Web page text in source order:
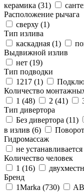
керамика (31)
Расположение рычага
сверху (1)
Тип излива
каскадная (1)
Выдвижной излив
нет (19)
Тип подводки
1217 (1)
Количество
1 (48) 2 (41)
Тип дивертора
Без дивертора (11)
в излив (6)
Гидромассаж
не
Количество человек
1 (16)
Бренд
1Marka (730)